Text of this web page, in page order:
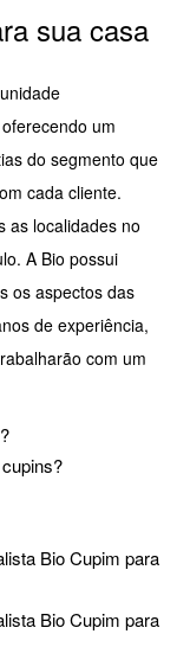
sua casa
um
do segmento que
cada cliente.
as localidades no
A Bio possui
os aspectos das
de experiência,
com um
Bio Cupim para
Bio Cupim para